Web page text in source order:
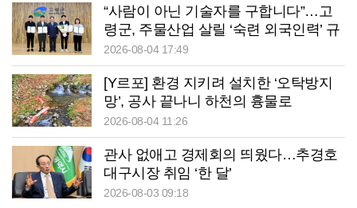
“사람이 아닌 기술자를 구합니다”…고
령군, 주물산업 살릴 ‘숙련 외국인력’ 규
제혁신 제안 주목
2026-08-04 17:49
[Y르포] 환경 지키려 설치한 ‘오탁방지
망’, 공사 끝나니 하천의 흉물로
2026-08-04 11:26
관사 없애고 경제회의 띄웠다…추경호
대구시장 취임 ‘한 달’
2026-08-03 09:18